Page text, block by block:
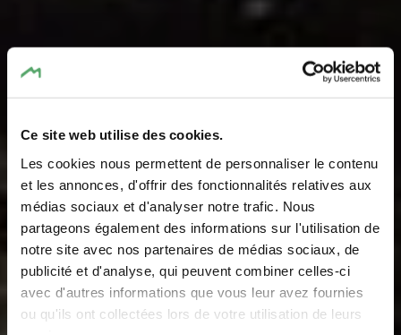
Ce site web utilise des cookies.
Les cookies nous permettent de personnaliser le contenu
et les annonces, d'offrir des fonctionnalités relatives aux
médias sociaux et d'analyser notre trafic. Nous
partageons également des informations sur l'utilisation de
notre site avec nos partenaires de médias sociaux, de
publicité et d'analyse, qui peuvent combiner celles-ci
avec d'autres informations que vous leur avez fournies
ou qu'ils ont collectées lors de votre utilisation de leurs
Memorial tourism